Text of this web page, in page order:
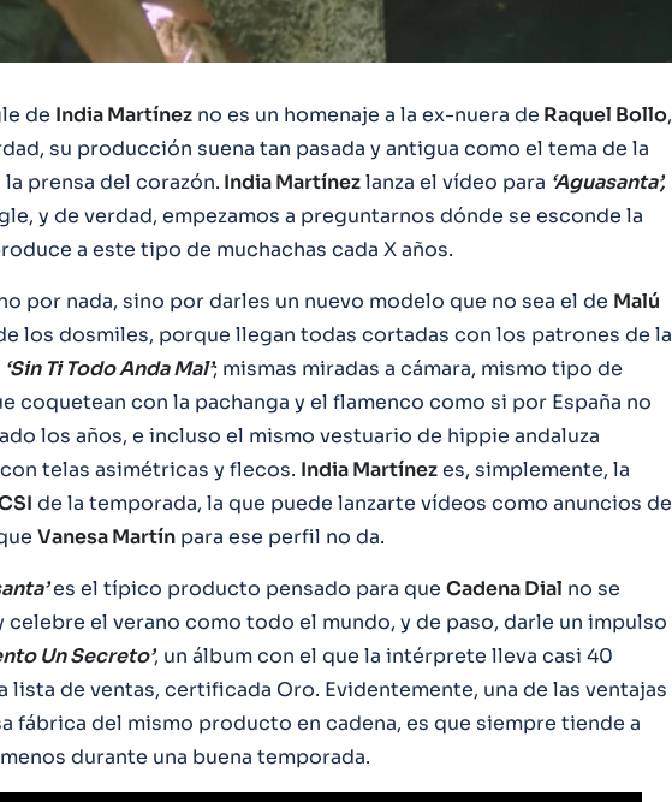
de India Martínez no es un homenaje a la ex-nuera de Raquel Bollo,
su producción suena tan pasada y antigua como el tema de la
la prensa del corazón. India Martínezlanza el vídeo para ‘Aguasanta’,
y de verdad, empezamos a preguntarnos dónde se esconde la
a este tipo de muchachas cada X años.
por nada, sino por darles un nuevo modelo que no sea el de Malú
los dosmiles, porque llegan todas cortadas con los patrones de la
‘Sin Ti Todo Anda Mal’; mismas miradas a cámara, mismo tipo de
coquetean con la pachanga y el flamenco como si por España no
los años, e incluso el mismo vestuario de hippie andaluza
telas asimétricas y flecos. India Martínezes, simplemente, la
de la temporada, la que puede lanzarte vídeos como anuncios de
Vanesa Martín para ese perfil no da.
es el típico producto pensado para que Cadena Dial no se
celebre el verano como todo el mundo, y de paso, darle un impulso
Un Secreto’, un álbum con el que la intérprete lleva casi 40
lista de ventas, certificada Oro. Evidentemente, una de las ventajas
fábrica del mismo producto en cadena, es que siempre tiende a
durante una buena temporada.